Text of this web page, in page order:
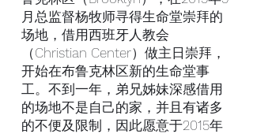
月总监督杨牧师寻得生命堂崇拜的
场地，借用西班牙人教会
（Christian Center）做主日崇拜，
开始在布鲁克林区新的生命堂事
工。不到一年，弟兄姊妹深感借用
的场地不是自己的家，并且有诸多
的不便及限制，因此愿意于2015年